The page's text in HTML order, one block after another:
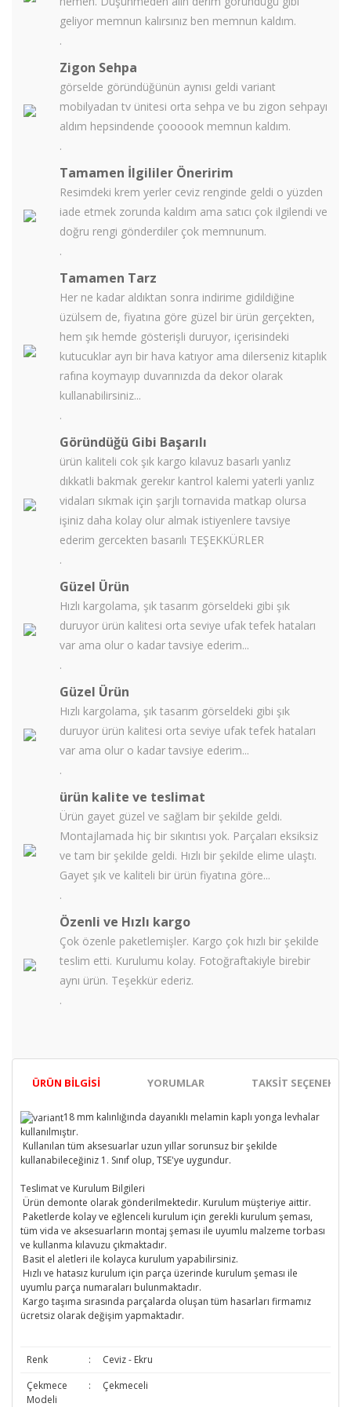
geliyor memnun kalırsınız ben memnun kaldım.
.
Zigon Sehpa
görselde göründüğünün aynısı geldi variant
mobilyadan tv ünitesi orta sehpa ve bu zigon sehpayı
aldım hepsindende çoooook memnun kaldım.
.
Tamamen İlgililer Öneririm
Resimdeki krem yerler ceviz renginde geldi o yüzden
iade etmek zorunda kaldım ama satıcı çok ilgilendi ve
doğru rengi gönderdiler çok memnunum.
.
Tamamen Tarz
Her ne kadar aldıktan sonra indirime gidildiğine
üzülsem de, fiyatına göre güzel bir ürün gerçekten,
hem şık hemde gösterişli duruyor, içerisindeki
kutucuklar ayrı bir hava katıyor ama dilerseniz kitaplık
rafına koymayıp duvarınızda da dekor olarak
kullanabilirsiniz...
.
Göründüğü Gibi Başarılı
ürün kaliteli cok şık kargo kılavuz basarlı yanlız
dıkkatli bakmak gerekır kantrol kalemi yaterli yanlız
vidaları sıkmak için şarjlı tornavida matkap olursa
işiniz daha kolay olur almak istiyenlere tavsiye
ederim gercekten basarılı TEŞEKKÜRLER
.
Güzel Ürün
Hızlı kargolama, şık tasarım görseldeki gibi şık
duruyor ürün kalitesi orta seviye ufak tefek hataları
var ama olur o kadar tavsiye ederim...
.
Güzel Ürün
Hızlı kargolama, şık tasarım görseldeki gibi şık
duruyor ürün kalitesi orta seviye ufak tefek hataları
var ama olur o kadar tavsiye ederim...
.
ürün kalite ve teslimat
Ürün gayet güzel ve sağlam bir şekilde geldi.
Montajlamada hiç bir sıkıntısı yok. Parçaları eksiksiz
ve tam bir şekilde geldi. Hızlı bir şekilde elime ulaştı.
Gayet şık ve kaliteli bir ürün fiyatına göre...
.
Özenli ve Hızlı kargo
Çok özenle paketlemişler. Kargo çok hızlı bir şekilde
teslim etti. Kurulumu kolay. Fotoğraftakiyle birebir
aynı ürün. Teşekkür ederiz.
.
ÜRÜN BILGISI YORUMLAR TAKSIT
18 mm kalınlığında dayanıklı melamin kaplı yonga levhalar
kullanılmıştır.
Kullanılan tüm aksesuarlar uzun yıllar sorunsuz bir şekilde
kullanabileceğiniz 1. Sınıf olup, TSE'ye uygundur.
Teslimat ve Kurulum Bilgileri
Ürün demonte olarak gönderilmektedir. Kurulum müşteriye aittir.
Paketlerde kolay ve eğlenceli kurulum için gerekli kurulum şeması,
tüm vida ve aksesuarların montaj şeması ile uyumlu malzeme torbası
ve kullanma kılavuzu çıkmaktadır.
Basit el aletleri ile kolayca kurulum yapabilirsiniz.
Hızlı ve hatasız kurulum için parça üzerinde kurulum şeması ile
uyumlu parça numaraları bulunmaktadır.
Kargo taşıma sırasında parçalarda oluşan tüm hasarları firmamız
ücretsiz olarak değişim yapmaktadır.
Renk :
Ceviz - Ekru
Çekmece
Modeli
: Çekmeceli